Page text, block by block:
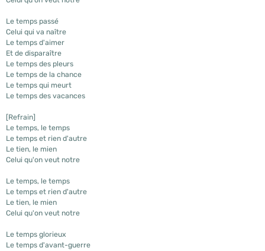
Le temps passé
Celui qui va naître
Le temps d'aimer
Et de disparaître
Le temps des pleurs
Le temps de la chance
Le temps qui meurt
Le temps des vacances
[Refrain]
Le temps, le temps
Le temps et rien d'autre
Le tien, le mien
Celui qu'on veut notre
Le temps, le temps
Le temps et rien d'autre
Le tien, le mien
Celui qu'on veut notre
Le temps glorieux
Le temps d'avant-guerre